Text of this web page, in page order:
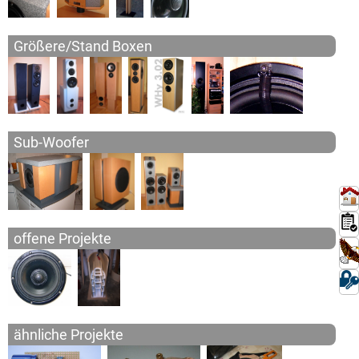
WHy 3.02 - 2,5 Wege
WHy Detail-Info
Sub-Woofer
Doppel-Sub
Design-Sub
Unterstell-Sub 17.2
offene Projekte
the 'real' WHy ?
Projekt Nautlantis
ähnliche Projekte
Kopfhörer-Verstärker
'Bananen'-Halter
LS-Abdeckrahmen
Sonstiges
Größere/Stand Boxen
Sub-Woofer
offene Projekte
ähnliche Projekte